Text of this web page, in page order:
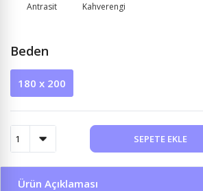
Antrasit Kahverengi
Beden
180 x 200
SEPETE EKLE
Ürün Açıklaması